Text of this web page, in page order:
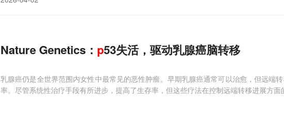
Nature Genetics： p53失活，驱动乳腺癌脑转移
乳腺癌仍是全世界范围内女性中最常见的恶性肿瘤。早期乳腺癌通常可以治愈，但远端
率。尽管系统性治疗手段有所进步，提高了生存率，但这些疗法在控制远端转移进展方面